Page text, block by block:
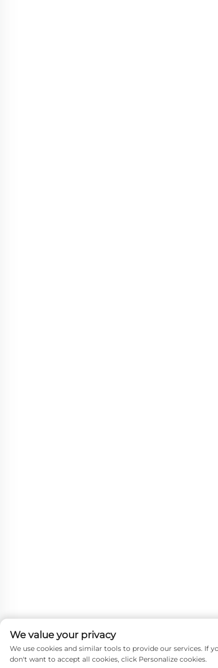
We value your privacy
We use cookies and similar tools to provide our services. If
don't want to accept all cookies, click Personalize cookies.